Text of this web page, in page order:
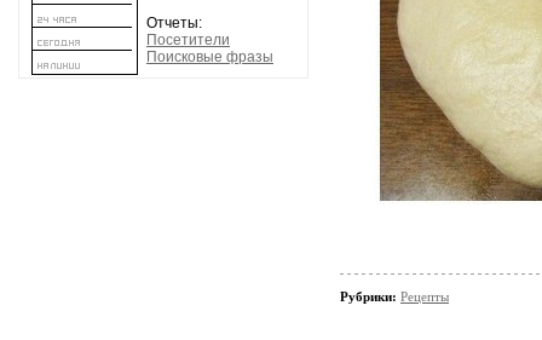
Отчеты:
Посетители
Поисковые фразы
Рубрики: Рецепты